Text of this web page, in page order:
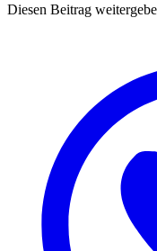
Diesen Beitrag